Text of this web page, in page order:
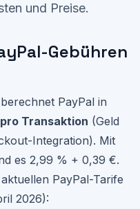
und Preise.
Gebühren
PayPal in
Transaktion (Geld
Integration). Mit
es 2,99 % + 0,39 €.
PayPal-Tarife
2026):